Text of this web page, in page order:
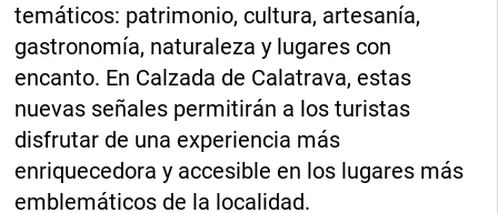
temáticos: patrimonio, cultura, artesanía,
gastronomía, naturaleza y lugares con
encanto. En Calzada de Calatrava, estas
nuevas señales permitirán a los turistas
disfrutar de una experiencia más
enriquecedora y accesible en los lugares más
emblemáticos de la localidad.